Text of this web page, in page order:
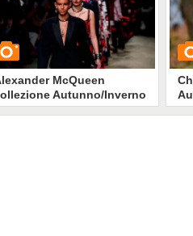
2430• di Stile e trend
McQueen
Autunno/Inverno
19